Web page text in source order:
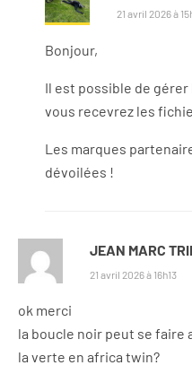
21 avril 2026 à
Bonjour,
Il est possible de gérer
vous recevrez les
Les marques
dévoilées !
JEAN MARC
21 avril 2026 à 16h13
ok merci
la boucle noir peut se faire
la verte en africa twin?